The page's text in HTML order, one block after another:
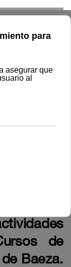
y
de los
becas
de
Baeza.